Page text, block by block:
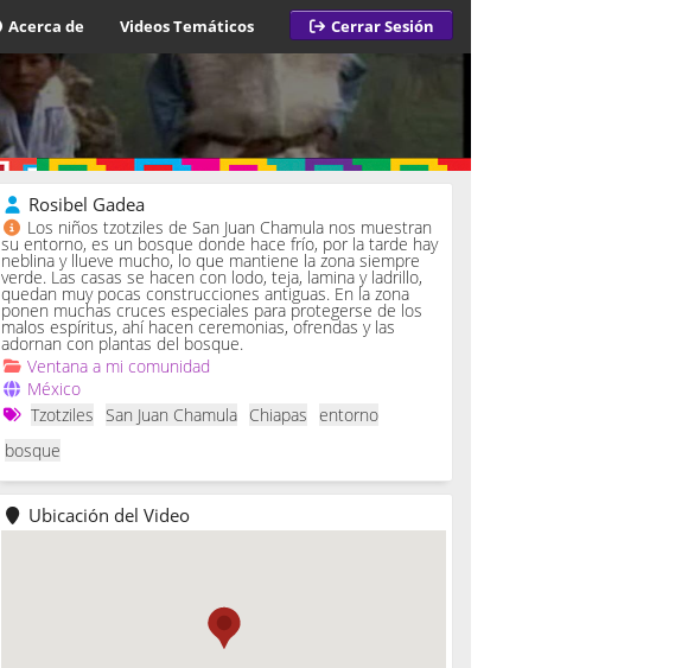
Acerca de Videos Temáticos Cerrar Sesión
Rosibel Gadea
Los niños tzotziles de San Juan Chamula nos muestran
su entorno, es un bosque donde hace frío, por la tarde hay
neblina y llueve mucho, lo que mantiene la zona siempre
verde. Las casas se hacen con lodo, teja, lamina y ladrillo,
quedan muy pocas construcciones antiguas. En la zona
ponen muchas cruces especiales para protegerse de los
malos espíritus, ahí hacen ceremonias, ofrendas y las
adornan con plantas del bosque.
Ventana a mi comunidad
México
Tzotziles San Juan Chamula Chiapas entorno
bosque
Ubicación del Video